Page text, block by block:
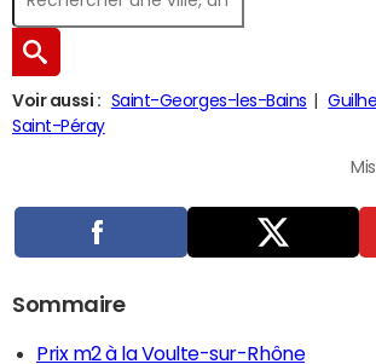
Voir aussi : Saint-Georges-les-Bains
Saint-Péray
Sommaire
Prix m2 à la Voulte-sur-Rhône